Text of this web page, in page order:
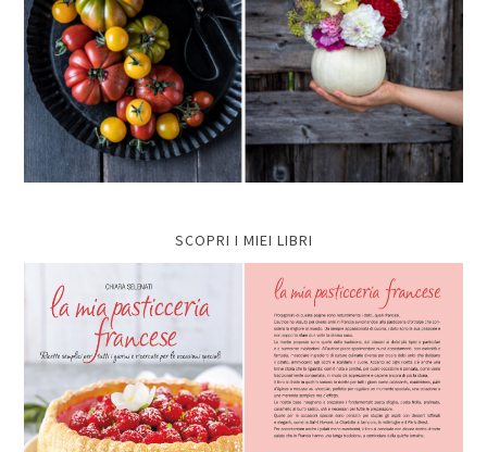
SCOPRI I MIEI LIBRI